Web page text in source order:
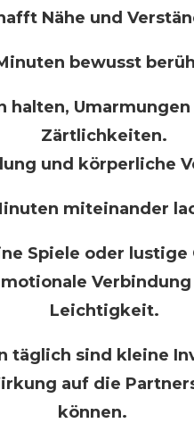
Nähe und
bewusst
halten,
Zärtlichkeiten.
und körperliche
miteinander
Spiele oder lustige
Leichtigkeit.
täglich sind kleine
auf die
können.